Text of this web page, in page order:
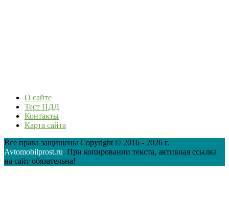
О сайте
Тест ПДД
Контакты
Карта сайта
Все права защищены Copyright © 2016 - 2026 г.
Avtomobilprost.ru. При копировании текста, активная ссылка
на сайт обязательна!